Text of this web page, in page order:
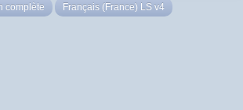
complète Français (France) LS v4